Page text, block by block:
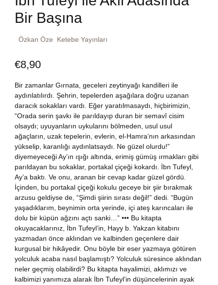
Fransızca
Ingilizce
Kişisel Gelişim
Psikoloji
Siyasi
Tarih
Kitap Siparişi
Sepetim
Bize Ulaşın
TR
DE
Bir Başına
Özkan Öze Ketebe Yayınları
€8,90
Bir zamanlar Gırnata, geceleri zeytinyağı kandilleri ile
aydınlatılırdı. Şehrin, tepelerden aşağılara doğru uzanan
daracık sokakları vardı. Eğer yaratılmasaydı, hiçbirimizin,
“Orada serin şavkı ile parıldayıp duran bir semavî cisim
olsaydı; uyuyanların uykularını bölmeden, usul usul
ağaçların, uzak tepelerin, evlerin, el-Hamra’nın arkasından
yükselip, karanlığı aydınlatsaydı. Ne güzel olurdu!”
diyemeyeceği Ay’ın ışığı altında, erimiş gümüş ırmakları gibi
parıldayan bu sokaklar, portakal çiçeği kokardı. İbn Tufeyl,
Ay’a baktı. Ve onu, aranan bir cevap kadar güzel gördü.
İçinden, bu portakal çiçeği kokulu geceye bir şiir bırakmak
arzusu geldiyse de, “Şimdi şiirin sırası değil!” dedi. “Bugün
yaşadıklarım, beynimin orta yerinde, içi ateş karıncaları ile
dolu bir küpün ağzını açtı sanki…” ••• Bu kitapta
okuyacaklarınız, İbn Tufeyl’in, Hayy b. Yakzan kitabını
yazmadan önce aklından ve kalbinden geçenlere dair
kurgusal bir hikâyedir. Onu böyle bir eser yazmaya götüren
yolculuk acaba nasıl başlamıştı? Yolculuk süresince aklından
neler geçmiş olabilirdi? Bu kitapta hayalimizi, aklımızı ve
kalbimizi yanımıza alarak İbn Tufeyl’in düşüncelerinin ayak